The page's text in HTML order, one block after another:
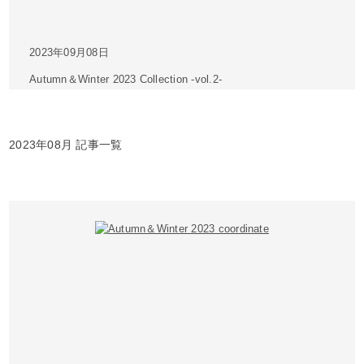
2023年09月08日
Autumn＆Winter 2023 Collection -vol.2-
2023年08月 記事一覧